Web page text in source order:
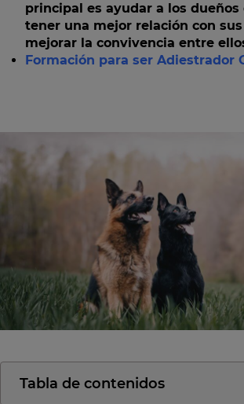
principal es ayudar a los dueños
tener una mejor relación con
mejorar la convivencia entre
Formación para ser Adiestrador
Tabla de contenidos